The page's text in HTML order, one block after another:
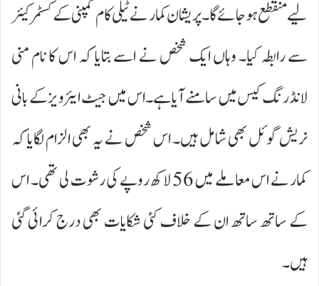
لیے منقطع ہو جائے گا۔ پریشان کمار نے ٹیلی کام کمپنی کے کسٹمر کیئر
سے رابطہ کیا۔ وہاں ایک شخص نے اسے بتایا کہ اس کا نام منی
لانڈرنگ کیس میں سامنے آیا ہے۔ اس میں جیٹ ایئرویز کے بانی
نریش گوئل بھی شامل ہیں۔ اس شخص نے یہ بھی الزام لگایا کہ
کمار نے اس معاملے میں 56 لاکھ روپے کی رشوت لی تھی۔ اس
کے ساتھ ساتھ ان کے خلاف کئی شکایات بھی درج کرائی گئی
ہیں۔